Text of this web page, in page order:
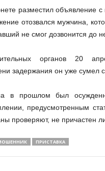
разместил объявление
отозвался мужчина,
не смог дозвонится до
органов 20
задержания он уже сумел
в прошлом был
предусмотренным
проверяют, не причастен
ПРИСТАВКА